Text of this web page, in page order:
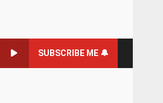
SUBSCRIBE ME 🔔